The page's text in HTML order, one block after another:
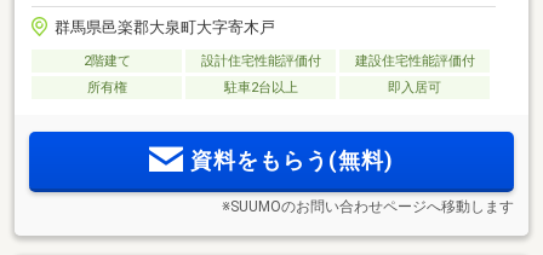
群馬県邑楽郡大泉町大字寄木戸
2階建て 設計住宅性能評価付
建設住宅性能評価付
所有権
駐車2台以上 即入居可
資料をもらう(無料)
※SUUMOのお問い合わせページへ移動します